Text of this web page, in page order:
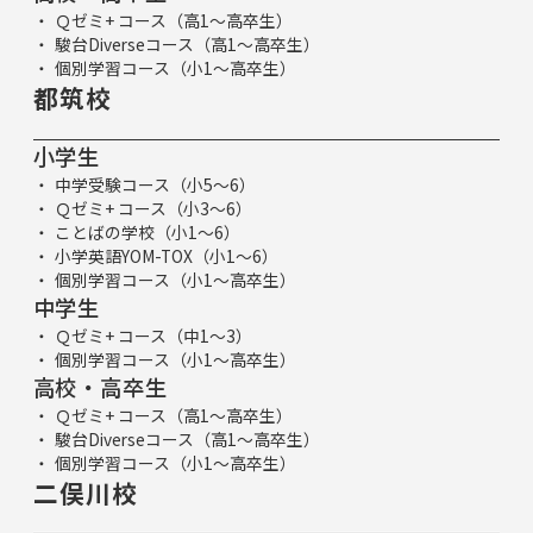
Ｑゼミ+ コース（高1～高卒生）
駿台Diverseコース（高1～高卒生）
個別学習コース（小1～高卒生）
都筑校
小学生
中学受験コース（小5～6）
Ｑゼミ+ コース（小3～6）
ことばの学校（小1～6）
小学英語YOM-TOX（小1～6）
個別学習コース（小1～高卒生）
中学生
Ｑゼミ+ コース（中1～3）
個別学習コース（小1～高卒生）
高校・高卒生
Ｑゼミ+ コース（高1～高卒生）
駿台Diverseコース（高1～高卒生）
個別学習コース（小1～高卒生）
二俣川校